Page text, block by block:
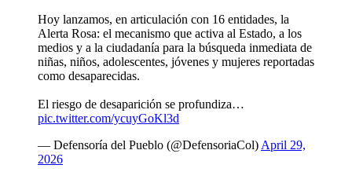
Hoy lanzamos, en articulación con 16 entidades, la
Alerta Rosa: el mecanismo que activa al Estado, a los
medios y a la ciudadanía para la búsqueda inmediata de
niñas, niños, adolescentes, jóvenes y mujeres reportadas
como desaparecidas.
El riesgo de desaparición se profundiza…
pic.twitter.com/ycuyGoKl3d
— Defensoría del Pueblo (@DefensoriaCol) April 29,
2026